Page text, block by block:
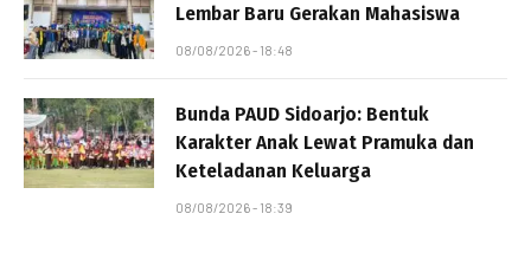
Lembar Baru Gerakan Mahasiswa
08/08/2026 - 18:48
Bunda PAUD Sidoarjo: Bentuk
Karakter Anak Lewat Pramuka dan
Keteladanan Keluarga
08/08/2026 - 18:39